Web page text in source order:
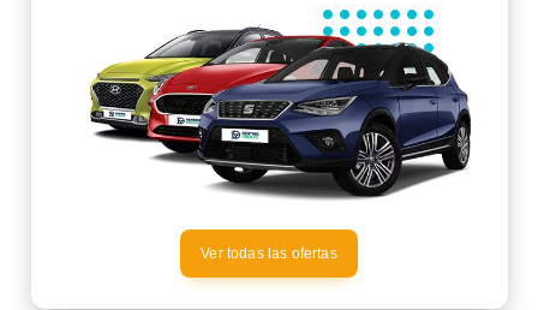
Ver todas las ofertas